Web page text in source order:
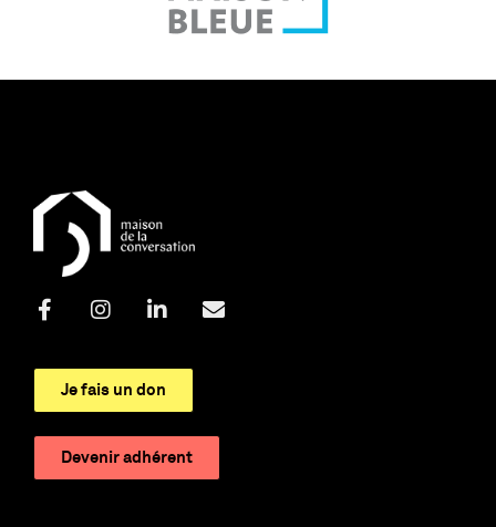
Je fais un don
Devenir adhérent